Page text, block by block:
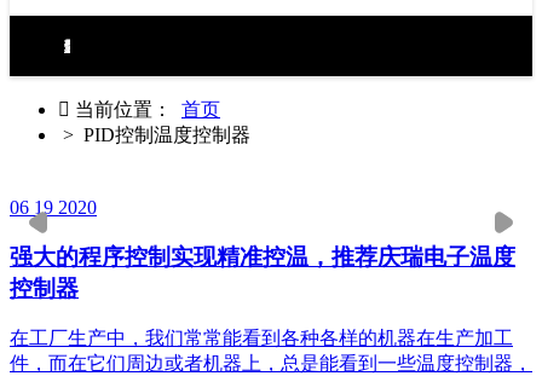
环境试验设备控制器
力学试验设备控制器
热泵（冷水机）控制器
食品烘焙设备控制器
工业烘烤设备控制器
生化药品类控制器
无纸记录仪
电房环境控制器
 当前位置： 首页
> PID控制温度控制器
06 19 2020
强大的程序控制实现精准控温，推荐庆瑞电子温度
控制器
在工厂生产中，我们常常能看到各种各样的机器在生产加工
件，而在它们周边或者机器上，总是能看到一些温度控制器，